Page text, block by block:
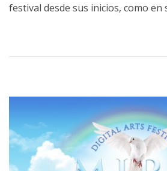
festival desde sus inicios, como en